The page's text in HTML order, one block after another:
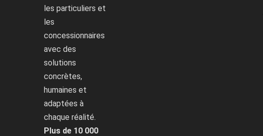
les particuliers et
les
concessionnaires
avec des
solutions
concrètes,
humaines et
adaptées à
chaque réalité.
Plus de 10 000